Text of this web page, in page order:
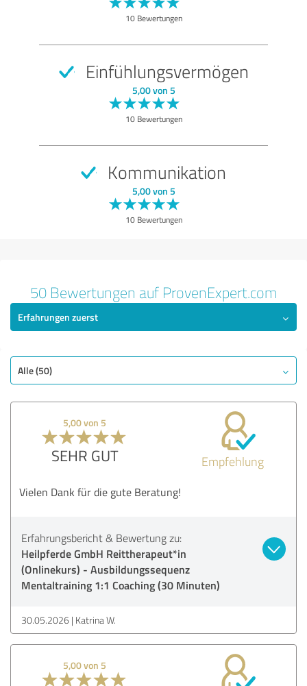
10 Bewertungen
Einfühlungsvermögen
5,00 von 5
10 Bewertungen
Kommunikation
5,00 von 5
10 Bewertungen
50 Bewertungen auf ProvenExpert.com
Erfahrungen zuerst
Alle (50)
5,00 von 5
SEHR GUT Empfehlung
Vielen Dank für die gute Beratung!
Erfahrungsbericht & Bewertung zu:
Heilpferde GmbH Reittherapeut*in
(Onlinekurs) - Ausbildungssequenz
Mentaltraining 1:1 Coaching (30 Minuten)
30.05.2026 Katrina W.
5,00 von 5